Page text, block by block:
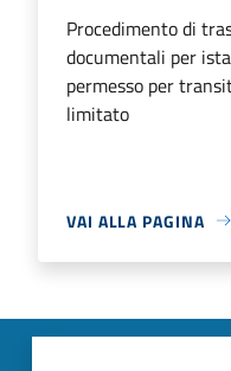
Procedimento di
documentali per
permesso per
limitato
VAI ALLA PAGINA